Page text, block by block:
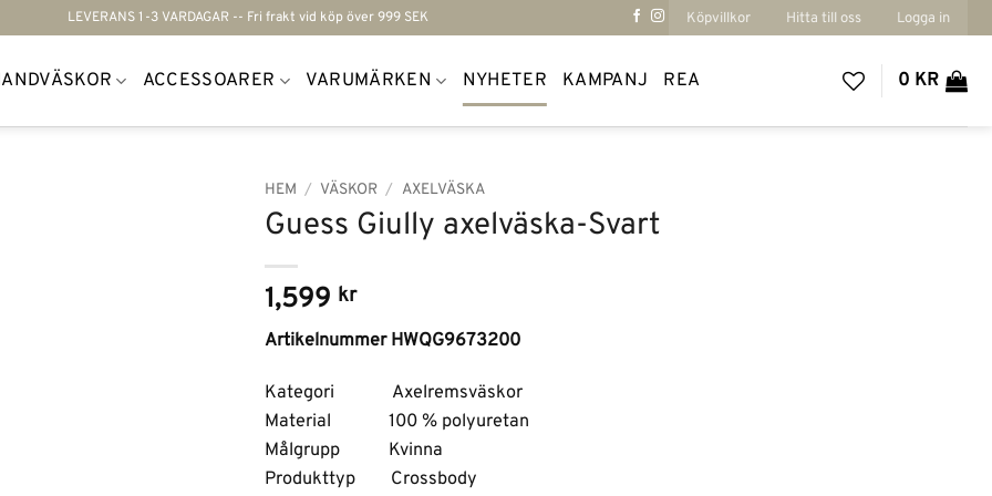
LEVERANS 1-3 VARDAGAR -- Fri frakt vid köp över 999 SEK Köpvillkor Hitta till oss Logga in
ACCESSOARER VARUMÄRKEN NYHETER KAMPANJ REA 0 KR
HEM / VÄSKOR / AXELVÄSKA
Guess Giully axelväska-Svart
1,599 kr
Artikelnummer HWQG9673200
Kategori Axelremsväskor
Material 100 % polyuretan
Målgrupp Kvinna
Produkttyp Crossbody